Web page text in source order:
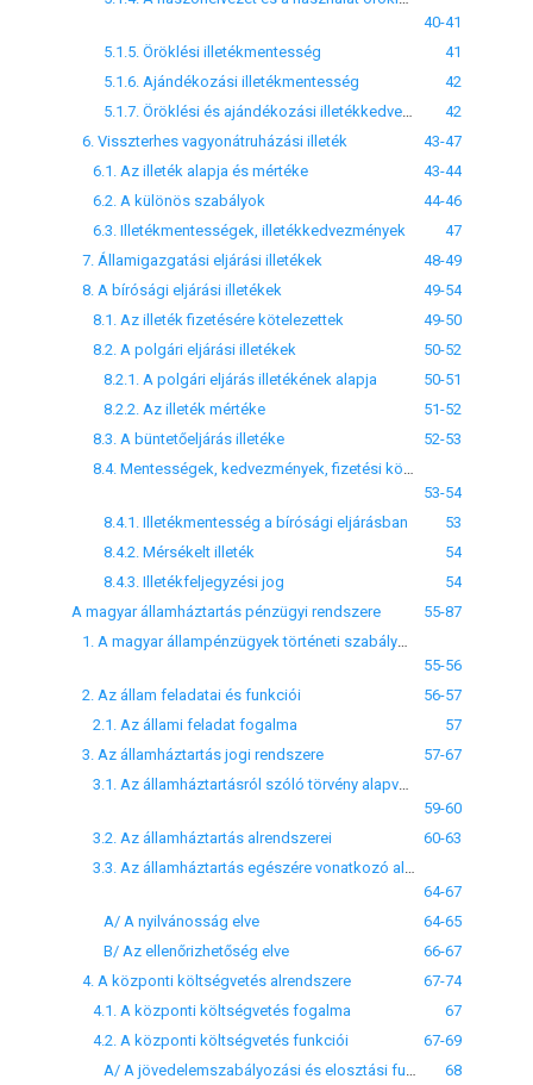
40-41
5.1.5. Öröklési illetékmentesség
41
5.1.6. Ajándékozási illetékmentesség
42
42
6. Visszterhes vagyonátruházási illeték
43-47
6.1. Az illeték alapja és mértéke
43-44
6.2. A különös szabályok
44-46
6.3. Illetékmentességek, illetékkedvezmények
47
7. Államigazgatási eljárási illetékek
48-49
8. A bírósági eljárási illetékek
49-54
8.1. Az illeték fizetésére kötelezettek
49-50
8.2. A polgári eljárási illetékek
50-52
8.2.1. A polgári eljárás illetékének alapja
50-51
8.2.2. Az illeték mértéke
51-52
8.3. A büntetőeljárás illetéke
52-53
53-54
8.4.1. Illetékmentesség a bírósági eljárásban
53
8.4.2. Mérsékelt illeték
54
8.4.3. Illetékfeljegyzési jog
54
A magyar államháztartás pénzügyi rendszere
55-87
55-56
2. Az állam feladatai és funkciói
56-57
2.1. Az állami feladat fogalma
57
3. Az államháztartás jogi rendszere
57-67
59-60
3.2. Az államháztartás alrendszerei
60-63
64-67
A/ A nyilvánosság elve
64-65
B/ Az ellenőrizhetőség elve
66-67
4. A központi költségvetés alrendszere
67-74
4.1. A központi költségvetés fogalma
67
4.2. A központi költségvetés funkciói
67-69
68